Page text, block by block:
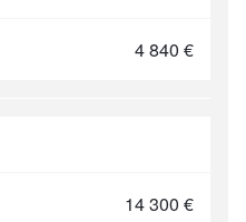
4 840 €
14 300 €